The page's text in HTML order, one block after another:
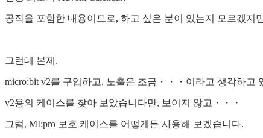
공작을 포함한 내용이므로, 하고 싶은 분이 있는지 모르겠
그런데 본제.
micro:bit v2를 구입하고, 노출은 조금・・・이라고 생각하고
v2용의 케이스를 찾아 보았습니다만, 보이지 않고・・・
그럼, MI:pro 보호 케이스를 어떻게든 사용해 보겠습니다.